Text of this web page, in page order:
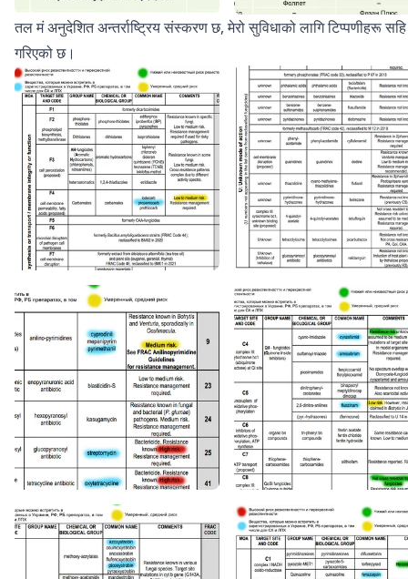
तल मं अनुदेशित अन्तर्राष्ट्रिय संस्करण छ, मेरो सुविधाको लागि टिप्पणीहरू सहि
गरिएको छ।